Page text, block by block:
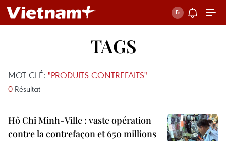
TAGS
MOT CLÉ: "PRODUITS CONTREFAITS"
0 Résultat
Hô Chi Minh-Ville : vaste opération
contre la contrefaçon et 650 millions